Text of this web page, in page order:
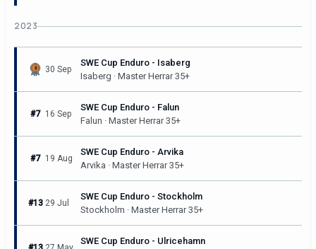
2023
30 Sep
SWE Cup Enduro - Isaberg
Isaberg · Master Herrar 35+
#7 16 Sep
SWE Cup Enduro - Falun
Falun · Master Herrar 35+
#7 19 Aug
SWE Cup Enduro - Arvika
Arvika · Master Herrar 35+
#13 29 Jul
SWE Cup Enduro - Stockholm
Stockholm · Master Herrar 35+
SWE Cup Enduro - Ulricehamn